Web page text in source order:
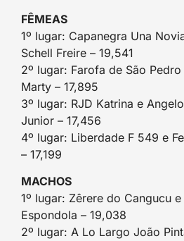
FÊMEAS
1º lugar: Capanegra Una
Schell Freire – 19,541
2º lugar: Farofa de São
Marty – 17,895
3º lugar: RJD Katrina e
Junior – 17,456
4º lugar: Liberdade F 549 e
– 17,199
MACHOS
1º lugar: Zêrere do Cangucu
Espondola – 19,038
2º lugar: A Lo Largo João